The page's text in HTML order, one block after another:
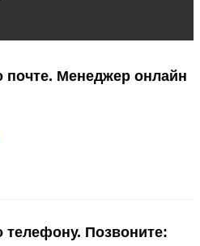
почте. Менеджер онлайн
Позвоните: